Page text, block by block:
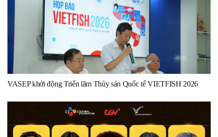
VASEP khởi động Triển lãm Thủy sản Quốc tế VIETFISH 2026